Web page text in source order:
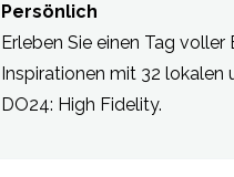
Persönlich
Erleben Sie einen Tag
Inspirationen mit 32 lokalen
DO24: High Fidelity.